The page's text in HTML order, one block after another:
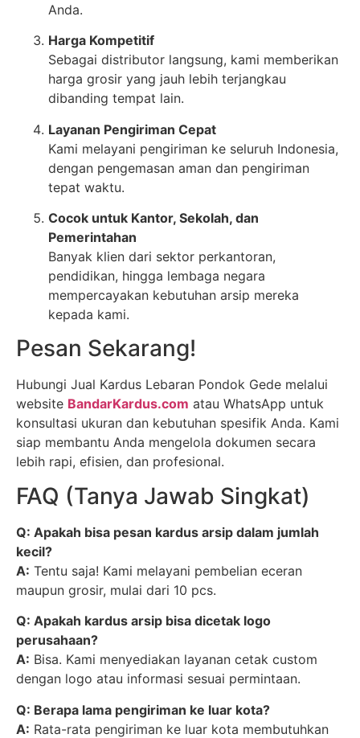
Anda.
Harga Kompetitif
Sebagai distributor langsung, kami memberikan
harga grosir yang jauh lebih terjangkau
dibanding tempat lain.
Layanan Pengiriman Cepat
Kami melayani pengiriman ke seluruh Indonesia,
dengan pengemasan aman dan pengiriman
tepat waktu.
Cocok untuk Kantor, Sekolah, dan
Pemerintahan
Banyak klien dari sektor perkantoran,
pendidikan, hingga lembaga negara
mempercayakan kebutuhan arsip mereka
kepada kami.
Pesan Sekarang!
Hubungi Jual Kardus Lebaran Pondok Gede melalui
website BandarKardus.com atau WhatsApp untuk
konsultasi ukuran dan kebutuhan spesifik Anda. Kami
siap membantu Anda mengelola dokumen secara
lebih rapi, efisien, dan profesional.
FAQ (Tanya Jawab Singkat)
Q: Apakah bisa pesan kardus arsip dalam jumlah
kecil?
A: Tentu saja! Kami melayani pembelian eceran
maupun grosir, mulai dari 10 pcs.
Q: Apakah kardus arsip bisa dicetak logo
perusahaan?
A: Bisa. Kami menyediakan layanan cetak custom
dengan logo atau informasi sesuai permintaan.
Q: Berapa lama pengiriman ke luar kota?
A: Rata-rata pengiriman ke luar kota membutuhkan